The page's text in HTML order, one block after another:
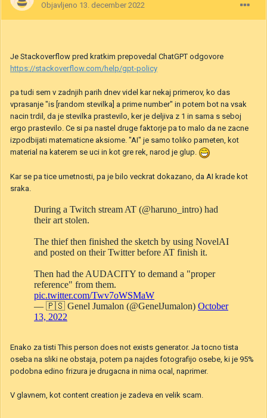
Objavljeno 13. december 2022
Je Stackoverflow pred kratkim prepovedal ChatGPT odgovore
https://stackoverflow.com/help/gpt-policy
pa tudi sem v zadnjih parih dnev videl kar nekaj primerov, ko das
vprasanje "is [random stevilka] a prime number" in potem bot na vsak
nacin trdil, da je stevilka prastevilo, ker je deljiva z 1 in sama s seboj
ergo prastevilo. Ce si pa nastel druge faktorje pa to malo da ne zacne
izpodbijati matematicne aksiome. "AI" je samo toliko pameten, kot
material na katerem se uci in kot gre rek, narod je glup.
Kar se pa tice umetnosti, pa je bilo veckrat dokazano, da AI krade kot
sraka.
Enako za tisti This person does not exists generator. Ja tocno tista
oseba na sliki ne obstaja, potem pa najdes fotografijo osebe, ki je 95%
podobna edino frizura je drugacna in nima ocal, naprimer.
V glavnem, kot content creation je zadeva en velik scam.